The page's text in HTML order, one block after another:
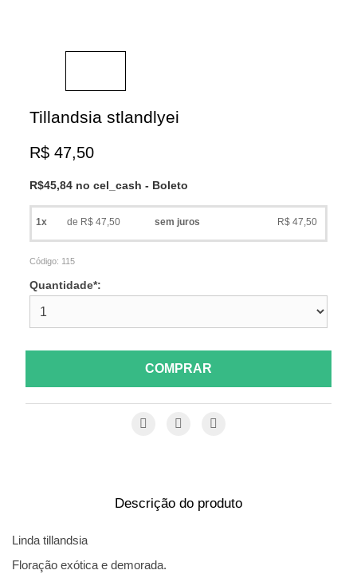
Tillandsia stlandlyei
R$ 47,50
R$45,84 no cel_cash - Boleto
1x de R$ 47,50 sem juros R$ 47,50
Código: 115
Quantidade*:
COMPRAR
Descrição do produto
Linda tillandsia
Floração exótica e demorada.